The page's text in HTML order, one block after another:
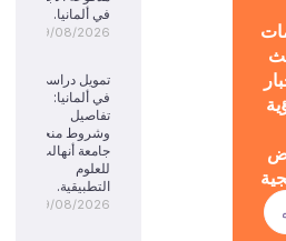
في ألمانيا.
09/08/2026
تمويل دراسي
في ألمانيا:
تفاصيل
وشروط منحة
جامعة أنهالت
للعلوم
التطبيقية.
09/08/2026